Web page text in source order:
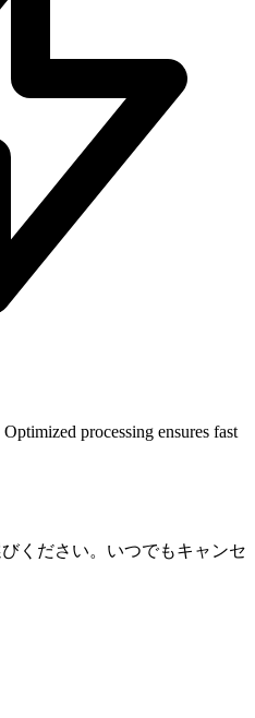
processing ensures fast
ください。いつでもキャンセ